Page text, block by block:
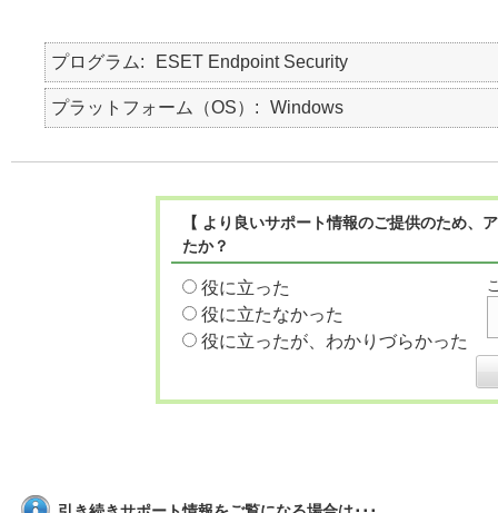
プログラム ESET Endpoint Security
プラットフォーム（OS） Windows
【 より良いサポート情報のご提供のため
たか？
役に立った
役に立たなかった
役に立ったが、わかりづらかった